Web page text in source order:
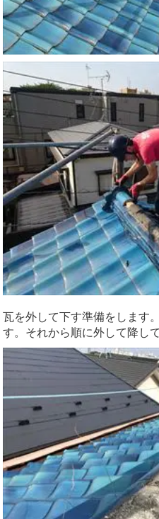
瓦を外して下す準備をします
す。それから順に外して降し